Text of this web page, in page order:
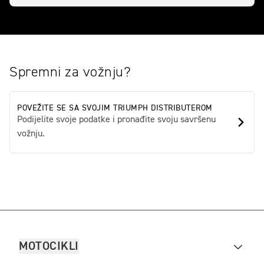
Spremni za vožnju?
POVEŽITE SE SA SVOJIM TRIUMPH DISTRIBUTEROM
Podijelite svoje podatke i pronađite svoju savršenu
vožnju.
MOTOCIKLI